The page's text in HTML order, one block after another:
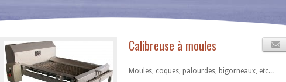
Calibreuse à moules
Moules, coques, palourdes, bigorneaux, etc...